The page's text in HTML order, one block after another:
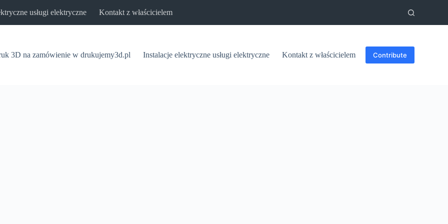
usługi elektryczne Kontakt z właścicielem
3D na zamówienie w drukujemy3d.pl Instalacje elektryczne usługi elektryczne Kontakt z właścicielem Contribute